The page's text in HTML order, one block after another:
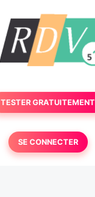
TESTER GRATUITEMENT
SE CONNECTER